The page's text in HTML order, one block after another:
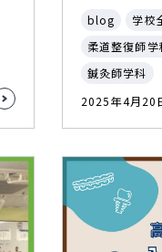
blog 学校
柔道整復師学
鍼灸師学科
2025年4月20